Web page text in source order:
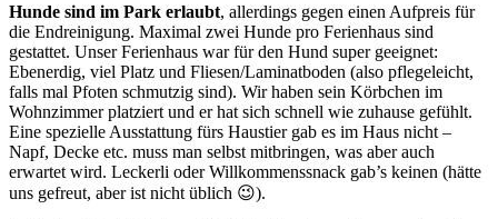
Hunde sind im Park erlaubt, allerdings gegen einen Aufpreis für
die Endreinigung. Maximal zwei Hunde pro Ferienhaus sind
gestattet. Unser Ferienhaus war für den Hund super geeignet:
Ebenerdig, viel Platz und Fliesen/Laminatboden (also pflegeleicht,
falls mal Pfoten schmutzig sind). Wir haben sein Körbchen im
Wohnzimmer platziert und er hat sich schnell wie zuhause gefühlt.
Eine spezielle Ausstattung fürs Haustier gab es im Haus nicht –
Napf, Decke etc. muss man selbst mitbringen, was aber auch
erwartet wird. Leckerli oder Willkommenssnack gab’s keinen (hätte
uns gefreut, aber ist nicht üblich 😉).